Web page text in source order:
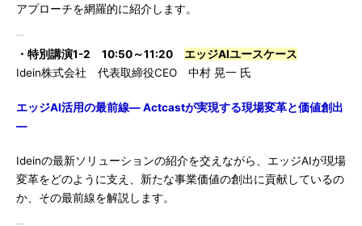
アプローチを網羅的に紹介します。
・特別講演1-2 10:50～11:20 エッジAIユースケース
Idein株式会社 代表取締役CEO 中村 晃一 氏
エッジAI活用の最前線― Actcastが実現する現場変革と価値創出
―
Ideinの最新ソリューションの紹介を交えながら、エッジAIが現場
変革をどのように支え、新たな事業価値の創出に貢献しているの
か、その最前線を解説します。